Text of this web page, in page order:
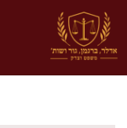
לדלג
לתוכן